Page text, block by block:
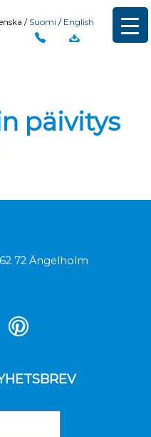
Suomi English
päivitys
72 Ängelholm